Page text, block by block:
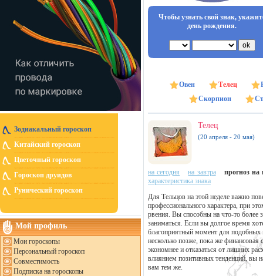
Зодиакальный гороскоп
Китайский гороскоп
Цветочный гороскоп
Гороскоп друидов
Рунический гороскоп
Мой профиль
Мои гороскопы
Персональный гороскоп
Совместимость
Подписка на гороскопы
Чтобы узнать свой знак,
день рождения.
Овен Телец
Скорпион
Телец
(20 апреля - 20 мая)
на сегодня на завтра
прогноз на
характеристика знака
Для Тельцов на этой неделе важно
профессионального характера, при
рвения. Вы способны на что-то более
заниматься. Если вы долгое время
благоприятный момент для подобных
несколько позже, пока же
экономнее и отказаться от лишних
влиянием позитивных тенденций, вы
вам тем же.